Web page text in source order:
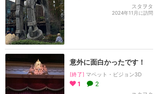
スタヲタ
2024年11月に訪問
意外に面白かったです！
[終了] マペット・ビジョン3D
1 2